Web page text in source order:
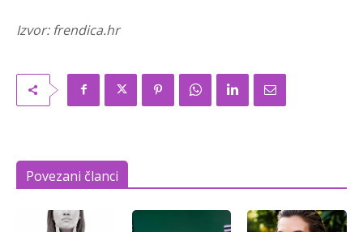
Izvor: frendica.hr
Povezani članci